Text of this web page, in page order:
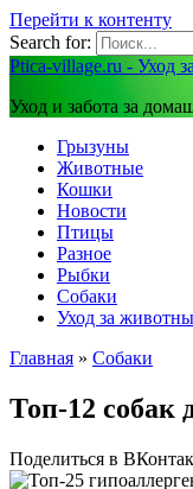
Перейти к контенту
Search for:
Ptica-village.ru - Уход
Уход и забота за
Грызуны
Животные
Кошки
Новости
Птицы
Разное
Рыбки
Собаки
Уход за
Главная » Собаки
Топ-12 собак
Поделиться в